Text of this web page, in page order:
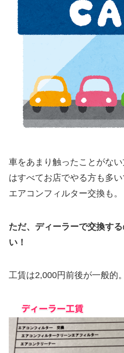
車をあまり触ったことがな
はすべてお店でやる方も多
エアコンフィルター交換も。
ただ、ディーラーで交換す
い！
工賃は2,000円前後が一般的。